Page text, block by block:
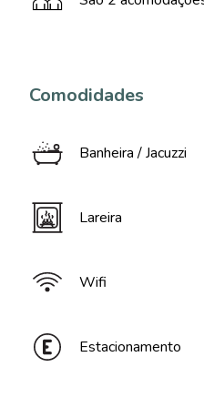
Comodidades
Banheira / Jacuzzi
Lareira
Wifi
Estacionamento